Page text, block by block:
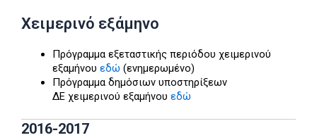
Χειμερινό εξάμηνο
Πρόγραμμα εξεταστικής περιόδου χειμερινού
εξαμήνου εδώ (ενημερωμένο)
Πρόγραμμα δημόσιων υποστηρίξεων
ΔΕ χειμερινού εξαμήνου εδώ
2016-2017